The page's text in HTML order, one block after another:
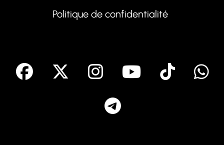
Politique de confidentialité
facebook Instagram
Youtube
Tik